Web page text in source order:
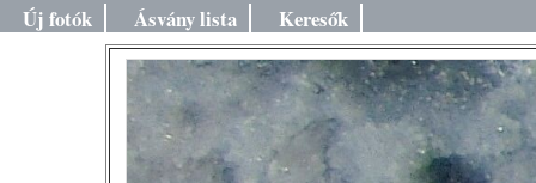
Új fotók
Ásvány lista Keresők